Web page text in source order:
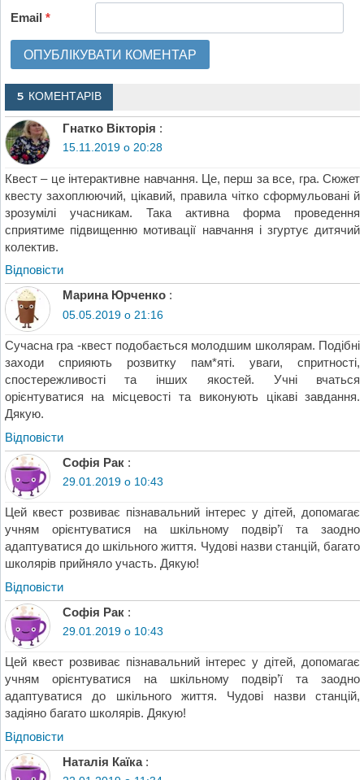
Email*
5 КОМЕНТАРІВ
Гнатко Вікторія :
15.11.2019 о 20:28
Квест – це інтерактивне навчання. Це, перш за все, гра. Сюжет
квесту захоплюючий, цікавий, правила чітко сформульовані й
зрозумілі учасникам. Така активна форма проведення
сприятиме підвищенню мотивації навчання і згуртує дитячий
колектив.
Відповіcти
Марина Юрченко :
05.05.2019 о 21:16
Сучасна гра -квест подобається молодшим школярам. Подібні
заходи сприяють розвитку пам*яті. уваги, спритності,
спостережливості та інших якостей. Учні вчаться
орієнтуватися на місцевості та виконують цікаві завдання.
Дякую.
Відповіcти
Софія Рак :
29.01.2019 о 10:43
Цей квест розвиває пізнавальний інтерес у дітей, допомагає
учням орієнтуватися на шкільному подвір’ї та заодно
адаптуватися до шкільного життя. Чудові назви станцій, багато
школярів прийняло участь. Дякую!
Відповіcти
Софія Рак :
29.01.2019 о 10:43
Цей квест розвиває пізнавальний інтерес у дітей, допомагає
учням орієнтуватися на шкільному подвір’ї та заодно
адаптуватися до шкільного життя. Чудові назви станцій,
задіяно багато школярів. Дякую!
Відповіcти
Наталія Каїка :